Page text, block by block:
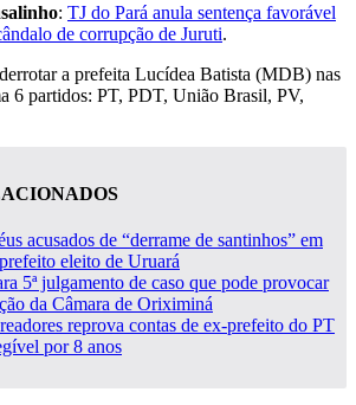
: TJ do Pará anula sentença favorável
de corrupção de Juruti.
a prefeita Lucídea Batista (MDB) nas
6 partidos: PT, PDT, União Brasil, PV,
acusados de “derrame de santinhos” em
eleito de Uruará
5ª julgamento de caso que pode provocar
da Câmara de Oriximiná
reprova contas de ex-prefeito do PT
por 8 anos